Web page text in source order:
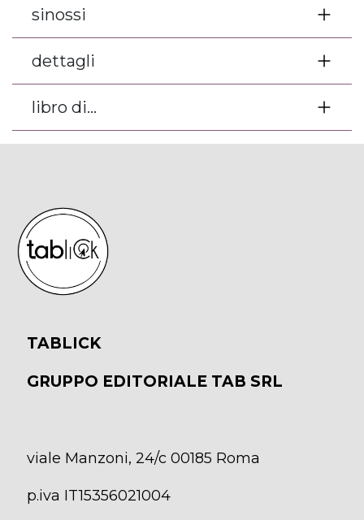
sinossi
dettagli
libro di...
TABLICK
GRUPPO EDITORIALE TAB SRL
viale Manzoni, 24/c 00185 Roma
p.iva IT15356021004